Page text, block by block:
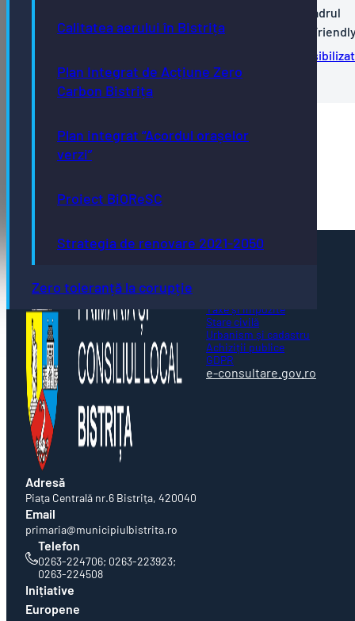
Calitatea aerului în Bistrița
Plan Integrat de Acțiune Zero
Carbon Bistrița
Plan integrat “Acordul orașelor
verzi”
Proiect BiOReSC
Strategia de renovare 2021-2050
Zero toleranță la corupție
produselor/serviciilor/lucrărilor menţionate în cadrul
Proiectului "Bistrița – oraș accesibilizat - Autism
Anunt-achizitii-proiect-Bistrita-–-oras-
Autism-Friendly
1
2
Adresă
Piaţa Centrală nr.6 Bistriţa, 420040
Email
primaria@municipiulbistrita.ro
Telefon
0263-224706; 0263-223923;
0263-224508
Taxe și impozite
Stare civilă
Urbanism și cadastru
Achiziții publice
GDPR
e-consultare.gov.ro
Inițiative
Europene